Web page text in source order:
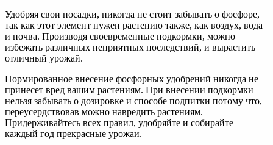
Удобряя свои посадки, никогда не стоит забывать о фосфоре,
так как этот элемент нужен растению также, как воздух, вода
и почва. Производя своевременные подкормки, можно
избежать различных неприятных последствий, и вырастить
отличный урожай.
Нормированное внесение фосфорных удобрений никогда не
принесет вред вашим растениям. При внесении подкормки
нельзя забывать о дозировке и способе подпитки потому что,
переусердствовав можно навредить растениям.
Придерживайтесь всех правил, удобряйте и собирайте
каждый год прекрасные урожаи.